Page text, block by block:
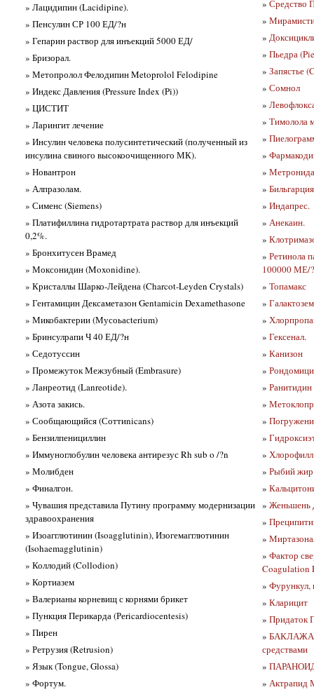
» Лацидипин (Lacidipine).
» Пенсулин СР 100 ЕД/?н
» Гепарин раствор для инъекций 5000 ЕД/
» Бризорал.
» Метопролол Фелодипин Metoprolol Felodipine
» Индекс Давления (Pressure Index (Pi))
» ЦИСТИТ
» Ларингит лечение
» Инсулин человека полусинтетический (полученный из
инсулина свиного высокоочищенного МК).
» Новантрон
» Алпразолам.
» Сименс (Siemens)
» Платифиллина гидротартрата раствор для инъекций
0,2%.
» Бронхитусен Врамед
» Моксонидин (Moxonidine).
» Кристаллы Шарко-Лейдена (Charcot-Leyden Crystals)
» Гентамицин Дексаметазон Gentamicin Dexamethasone
» Микобактерии (Мусоьасterium)
» Бринсулрапи Ч 40 ЕД/?н
» Седотуссин
» Промежуток Межзубный (Embrasure)
» Ланреотид (Lanreotide).
» Азота закись.
» Сообщающийся (Соттиnicans)
» Бензилпенициллин
» Иммуноглобулин человека антирезус Rh sub o /?n
» Молибден
» Финалгон.
» Чувашия представила Путину программу модернизации
здравоохранения
» Изоагглютинин (Isoagglutinin), Изогемагглютинин
(Isohaemagglutinin)
» Коллодий (Collodion)
» Кортиазем
» Валерианы корневищ с корнями брикет
» Пункция Перикарда (Реricardiocentesis)
» Пирен
» Ретрузия (Retrusion)
» Язык (Tongue, Glossa)
» Фортум.
» Средство
»
»
» Пьедра
» Запястье
» Сомнол
»
» Тимолола
»
»
»
»
» Индапрес.
» Анекаин.
»
» Ретинола
100000 МЕ/
» Топамакс
»
»
» Гексенал.
» Канизон
»
»
»
»
»
»
» Рыбий
»
» Женьшень
»
»
» Фактор
Coagulation
» Фурункул,
» Кларицит
» Придаток
» БАКЛАЖАН
средствами
»
» Актрапид